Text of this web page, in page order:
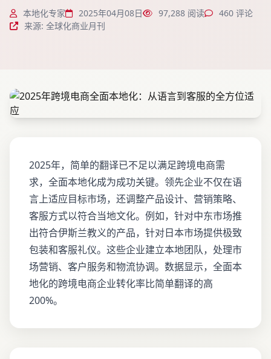
本地化专家 2025年04月08日 97,288 阅读
460 评论
来源: 全球化商业月刊
2025年，简单的翻译已不足以满足跨境电商需
求，全面本地化成为成功关键。领先企业不仅在语
言上适应目标市场，还调整产品设计、营销策略、
客服方式以符合当地文化。例如，针对中东市场推
出符合伊斯兰教义的产品，针对日本市场提供极致
包装和客服礼仪。这些企业建立本地团队，处理市
场营销、客户服务和物流协调。数据显示，全面本
地化的跨境电商企业转化率比简单翻译的高
200%。